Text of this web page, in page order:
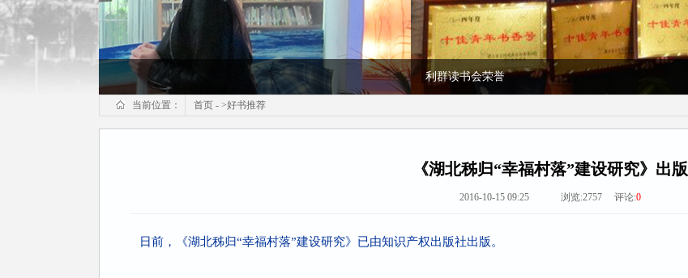
利群读书会荣誉
当前位置： 首页 - >好书推荐
《湖北秭归“幸福村落”建设研究》出版
2016-10-15 09:25 浏览:2757 评论:0
日前，《湖北秭归“幸福村落”建设研究》已由知识产权出版社出版。